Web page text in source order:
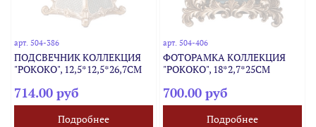
арт.504-386
ПОДСВЕЧНИК КОЛЛЕКЦИЯ
"РОКОКО", 12,5*12,5*26,7CM
714.00 руб
Подробнее
арт. 504-406
ФОТОРАМКА КОЛЛЕКЦИЯ
"РОКОКО", 18*2,7*25CM
700.00 руб
Подробнее